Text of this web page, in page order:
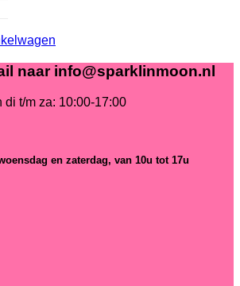
naar info@sparklinmoon.nl
di t/m za: 10:00-17:00
en zaterdag, van 10u tot 17u